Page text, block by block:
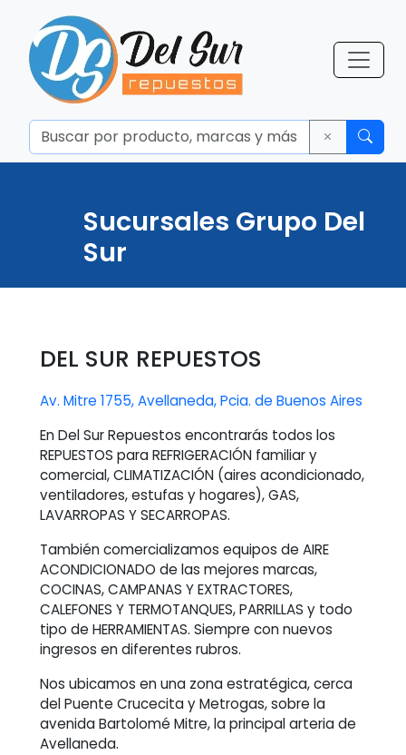
Sucursales Grupo Del
Sur
DEL SUR REPUESTOS
Av. Mitre 1755, Avellaneda, Pcia. de Buenos Aires
En Del Sur Repuestos encontrarás todos los
REPUESTOS para REFRIGERACIÓN familiar y
comercial, CLIMATIZACIÓN (aires acondicionado,
ventiladores, estufas y hogares), GAS,
LAVARROPAS Y SECARROPAS.
También comercializamos equipos de AIRE
ACONDICIONADO de las mejores marcas,
COCINAS, CAMPANAS Y EXTRACTORES,
CALEFONES Y TERMOTANQUES, PARRILLAS y todo
tipo de HERRAMIENTAS. Siempre con nuevos
ingresos en diferentes rubros.
Nos ubicamos en una zona estratégica, cerca
del Puente Crucecita y Metrogas, sobre la
avenida Bartolomé Mitre, la principal arteria de
Avellaneda.